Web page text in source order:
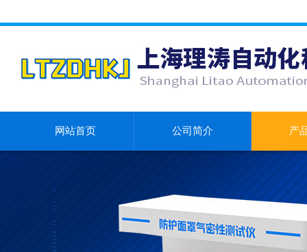
网站首页 公司简介 产